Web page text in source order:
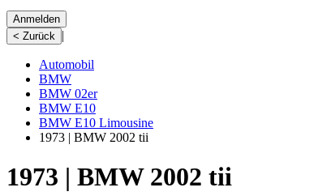
Anmelden
< Zurück
|
Automobil
BMW
BMW 02er
BMW E10
BMW E10 Limousine
1973 | BMW 2002 tii
1973 | BMW 2002 tii